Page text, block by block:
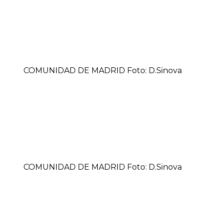
COMUNIDAD DE MADRID Foto: D.Sinova
COMUNIDAD DE MADRID Foto: D.Sinova